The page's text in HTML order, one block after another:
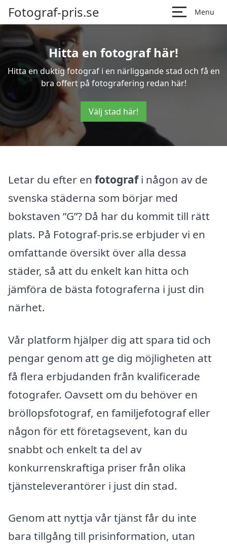
Fotograf-pris.se Menu
Hitta en fotograf här!
Hitta en duktig fotograf i en närliggande stad och få en
bra offert på fotografering redan här!
Välj stad här!
Letar du efter en fotografi någon av de
svenska städerna som börjar med
bokstaven ”G”? Då har du kommit till rätt
plats. På Fotograf-pris.se erbjuder vi en
omfattande översikt över alla dessa
städer, så att du enkelt kan hitta och
jämföra de bästa fotograferna i just din
närhet.
Vår platform hjälper dig att spara tid och
pengar genom att ge dig möjligheten att
få flera erbjudanden från kvalificerade
fotografer. Oavsett om du behöver en
bröllopsfotograf, en familjefotograf eller
någon för ett företagsevent, kan du
snabbt och enkelt ta del av
konkurrenskraftiga priser från olika
tjänsteleverantörer i just din stad.
Genom att nyttja vår tjänst får du inte
bara tillgång till prisinformation, utan